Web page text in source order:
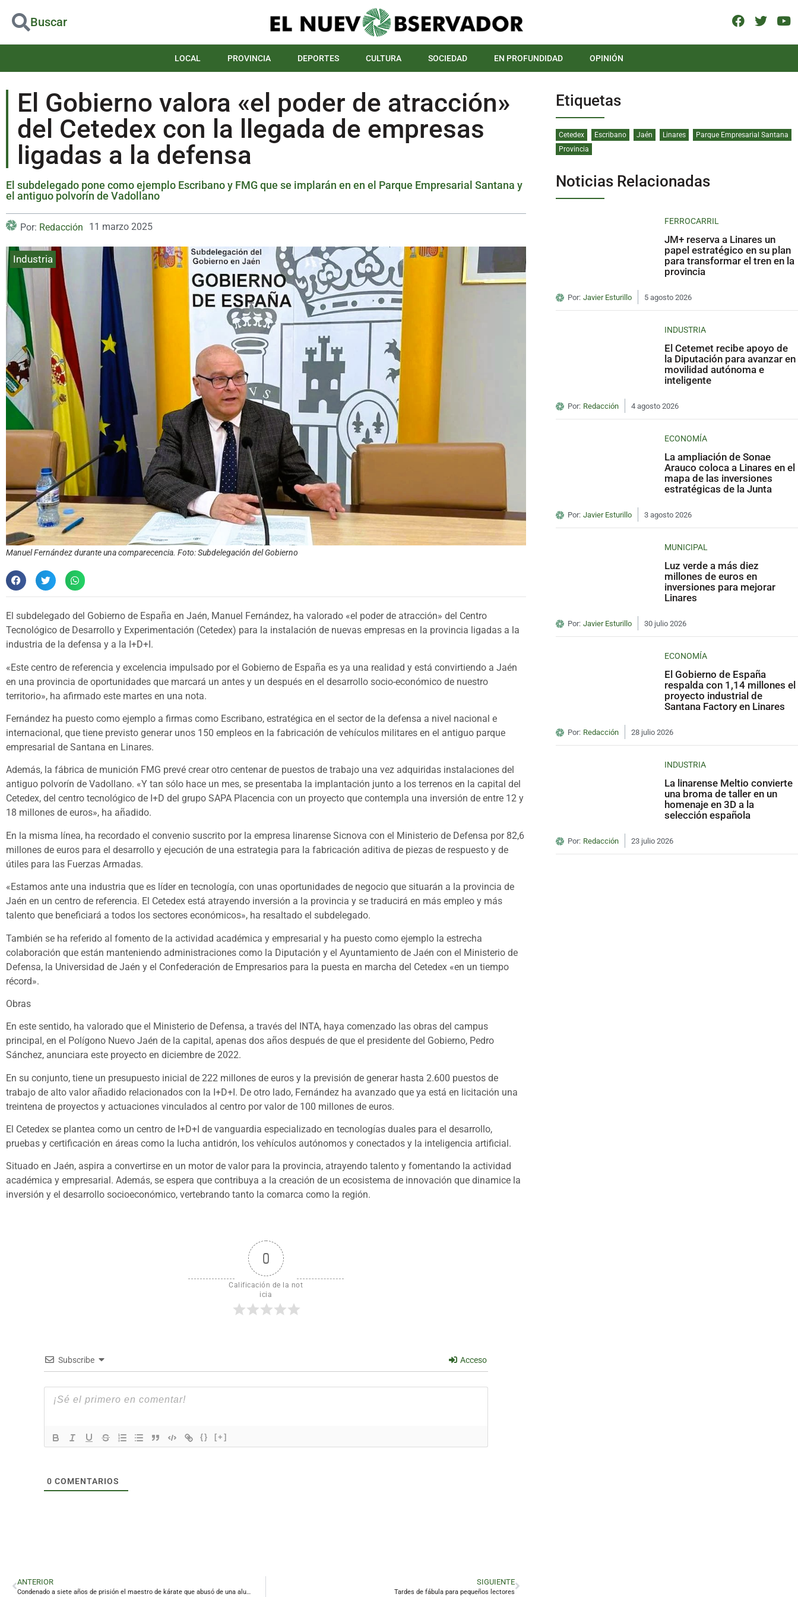
Buscar
LOCAL PROVINCIA DEPORTES CULTURA SOCIEDAD EN PROFUNDIDAD OPINIÓN
El Gobierno valora «el poder de atracción»
del Cetedex con la llegada de empresas
ligadas a la defensa
El subdelegado pone como ejemplo Escribano y FMG que se implarán en en el Parque Empresarial Santana y
el antiguo polvorín de Vadollano
Por: Redacción 11 marzo 2025
Industria
Manuel Fernández durante una comparecencia. Foto: Subdelegación del Gobierno
El subdelegado del Gobierno de España en Jaén, Manuel Fernández, ha valorado «el poder de atracción» del Centro
Tecnológico de Desarrollo y Experimentación (Cetedex) para la instalación de nuevas empresas en la provincia ligadas a la
industria de la defensa y a la I+D+I.
«Este centro de referencia y excelencia impulsado por el Gobierno de España es ya una realidad y está convirtiendo a Jaén
en una provincia de oportunidades que marcará un antes y un después en el desarrollo socio-económico de nuestro
territorio», ha afirmado este martes en una nota.
Fernández ha puesto como ejemplo a firmas como Escribano, estratégica en el sector de la defensa a nivel nacional e
internacional, que tiene previsto generar unos 150 empleos en la fabricación de vehículos militares en el antiguo parque
empresarial de Santana en Linares.
Además, la fábrica de munición FMG prevé crear otro centenar de puestos de trabajo una vez adquiridas instalaciones del
antiguo polvorín de Vadollano. «Y tan sólo hace un mes, se presentaba la implantación junto a los terrenos en la capital del
Cetedex, del centro tecnológico de I+D del grupo SAPA Placencia con un proyecto que contempla una inversión de entre 12 y
18 millones de euros», ha añadido.
En la misma línea, ha recordado el convenio suscrito por la empresa linarense Sicnova con el Ministerio de Defensa por 82,6
millones de euros para el desarrollo y ejecución de una estrategia para la fabricación aditiva de piezas de respuesto y de
útiles para las Fuerzas Armadas.
«Estamos ante una industria que es líder en tecnología, con unas oportunidades de negocio que situarán a la provincia de
Jaén en un centro de referencia. El Cetedex está atrayendo inversión a la provincia y se traducirá en más empleo y más
talento que beneficiará a todos los sectores económicos», ha resaltado el subdelegado.
También se ha referido al fomento de la actividad académica y empresarial y ha puesto como ejemplo la estrecha
colaboración que están manteniendo administraciones como la Diputación y el Ayuntamiento de Jaén con el Ministerio de
Defensa, la Universidad de Jaén y el Confederación de Empresarios para la puesta en marcha del Cetedex «en un tiempo
récord».
Obras
En este sentido, ha valorado que el Ministerio de Defensa, a través del INTA, haya comenzado las obras del campus
principal, en el Polígono Nuevo Jaén de la capital, apenas dos años después de que el presidente del Gobierno, Pedro
Sánchez, anunciara este proyecto en diciembre de 2022.
En su conjunto, tiene un presupuesto inicial de 222 millones de euros y la previsión de generar hasta 2.600 puestos de
trabajo de alto valor añadido relacionados con la I+D+I. De otro lado, Fernández ha avanzado que ya está en licitación una
treintena de proyectos y actuaciones vinculados al centro por valor de 100 millones de euros.
El Cetedex se plantea como un centro de I+D+I de vanguardia especializado en tecnologías duales para el desarrollo,
pruebas y certificación en áreas como la lucha antidrón, los vehículos autónomos y conectados y la inteligencia artificial.
Situado en Jaén, aspira a convertirse en un motor de valor para la provincia, atrayendo talento y fomentando la actividad
académica y empresarial. Además, se espera que contribuya a la creación de un ecosistema de innovación que dinamice la
inversión y el desarrollo socioeconómico, vertebrando tanto la comarca como la región.
0
Calificación de la not
icia
Subscribe Acceso
{} [+]
0 COMENTARIOS
ANTERIOR
Condenado a siete años de prisión el maestro de kárate que abusó de una alumna en Linares
SIGUIENTE
Tardes de fábula para pequeños lectores
Etiquetas
Cetedex Escribano Jaén Linares
Parque Empresarial Santana
Provincia
Noticias Relacionadas
FERROCARRIL
JM+ reserva a Linares un
papel estratégico en su plan
para transformar el tren en la
provincia
Por: Javier Esturillo 5 agosto 2026
INDUSTRIA
El Cetemet recibe apoyo de
la Diputación para avanzar en
movilidad autónoma e
inteligente
Por: Redacción 4 agosto 2026
ECONOMÍA
La ampliación de Sonae
Arauco coloca a Linares en el
mapa de las inversiones
estratégicas de la Junta
Por: Javier Esturillo 3 agosto 2026
MUNICIPAL
Luz verde a más diez
millones de euros en
inversiones para mejorar
Linares
Por: Javier Esturillo 30 julio 2026
ECONOMÍA
El Gobierno de España
respalda con 1,14 millones el
proyecto industrial de
Santana Factory en Linares
Por: Redacción 28 julio 2026
INDUSTRIA
La linarense Meltio convierte
una broma de taller en un
homenaje en 3D a la
selección española
Por: Redacción 23 julio 2026